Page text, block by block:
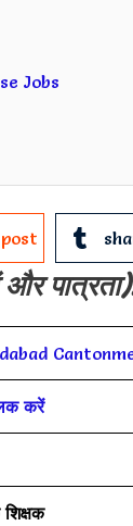
Jobs
post
और
करें